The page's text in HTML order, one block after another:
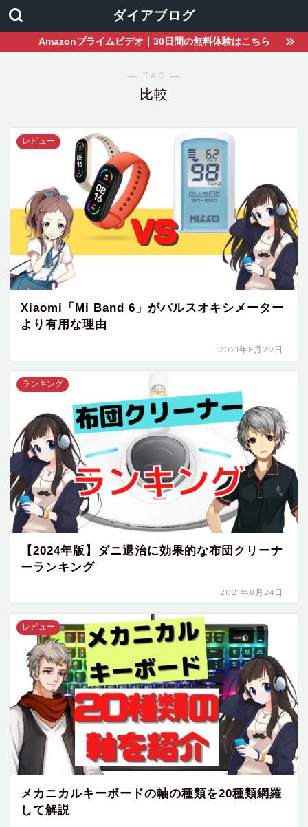
ダイアブログ
Amazonプライムビデオ｜30日間の無料体験はこちら
― TAG ―
比較
レビュー
Xiaomi「Mi Band 6」がパルスオキシメーター
より有用な理由
2021年8月29日
ランキング
【2024年版】ダニ退治に効果的な布団クリーナ
ーランキング
2021年8月24日
レビュー
メカニカルキーボードの軸の種類を20種類網羅
して解説